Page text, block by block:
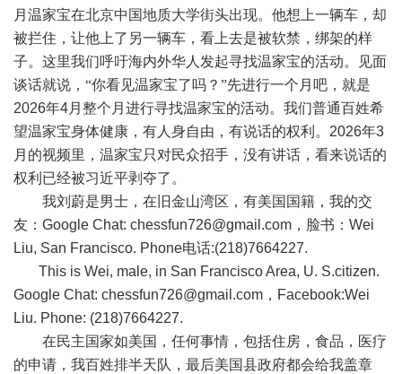
月温家宝在北京中国地质大学街头出现。他想上一辆车，却
被拦住，让他上了另一辆车，看上去是被软禁，绑架的样
子。这里我们呼吁海内外华人发起寻找温家宝的活动。见面
谈话就说，“你看见温家宝了吗？”先进行一个月吧，就是
2026年4月整个月进行寻找温家宝的活动。我们普通百姓希
望温家宝身体健康，有人身自由，有说话的权利。 2026年3
月的视频里，温家宝只对民众招手，没有讲话，看来说话的
权利已经被习近平剥夺了。
我刘蔚是男士，在旧金山湾区，有美国国籍，我的交
友： Google Chat: chessfun726@gmail.com ，脸书： Wei
Liu, San Francisco. Phone电话:(218)7664227.
This is Wei, male, in San Francisco Area, U. S.citizen.
Google Chat: chessfun726@gmail.com ， Facebook:Wei
Liu. Phone: (218)7664227.
在民主国家如美国，任何事情，包括住房，食品，医疗
的申请，我百姓排半天队，最后美国县政府都会给我盖章